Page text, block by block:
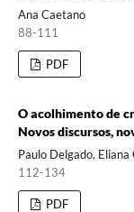
Ana Caetano
88-111
PDF
O acolhimento de
Novos discursos,
Paulo Delgado, Eliana
112-134
PDF